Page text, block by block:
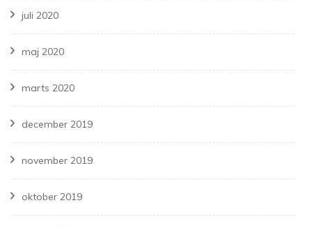
juli 2020
maj 2020
marts 2020
december 2019
november 2019
oktober 2019